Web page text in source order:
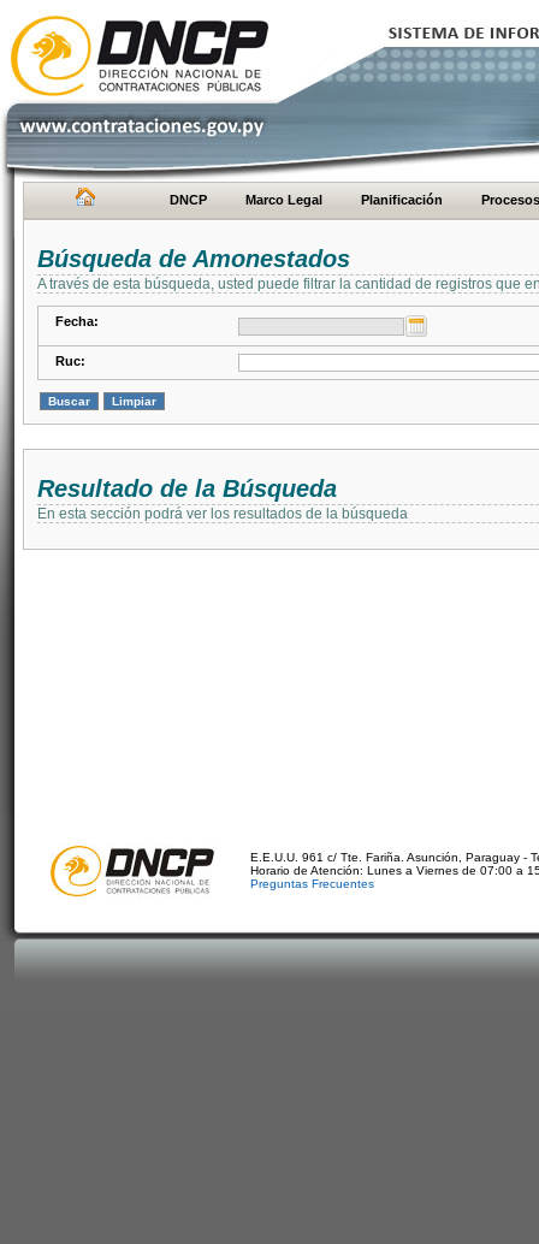
DNCP Marco Legal Planificación Procesos
Búsqueda de Amonestados
A través de esta búsqueda, usted puede filtrar la cantidad de registros que
Fecha:
Ruc:
Resultado de la Búsqueda
En esta sección podrá ver los resultados de la búsqueda
E.E.U.U. 961 c/ Tte. Fariña. Asunción, Paraguay -
Horario de Atención: Lunes a Viernes de 07:00 a
Preguntas Frecuentes